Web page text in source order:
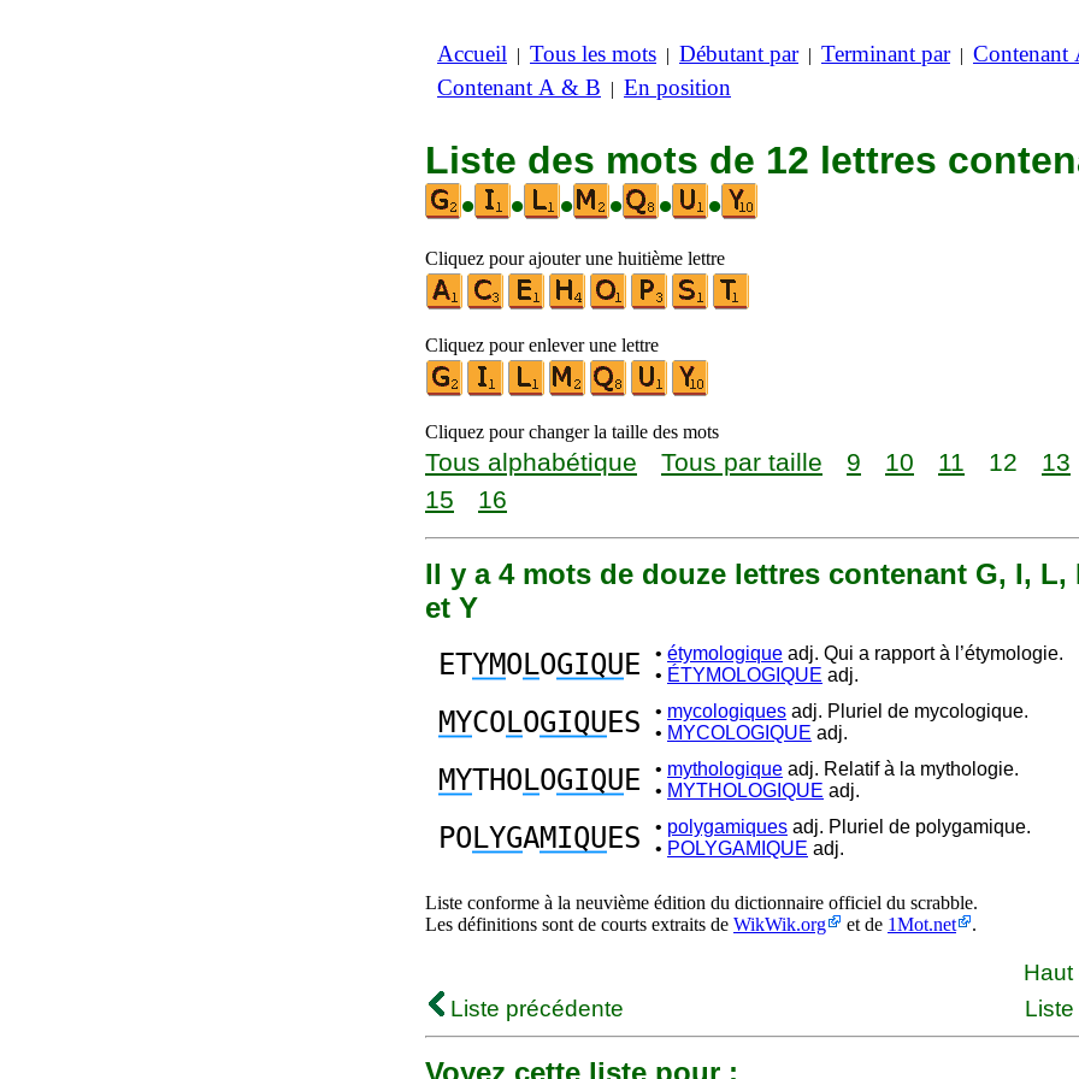
Accueil | Tous les mots | Débutant par| Terminant par| Contenant
Contenant A & B | En position
Liste des mots de 12 lettres
•
• • • • •
Cliquez pour ajouter une huitième lettre
Cliquez pour enlever une lettre
Cliquez pour changer la taille des mots
Tous alphabétique Tous par taille 9 10 11 12 13
15
16
Il y a 4 mots de douze lettres contenant G, I, L,
et Y
ETYMO LOGIQUE • étymologique adj. Qui a rapport à l’étymologie.
• ÉTYMOLOGIQUE adj.
MYCO LOGIQUES • mycologiques adj. Pluriel de mycologique.
• MYCOLOGIQUE adj.
MYTHO LOGIQUE • mythologique adj. Relatif à la mythologie.
• MYTHOLOGIQUE adj.
PO LYGAMIQUES • polygamiques adj. Pluriel de polygamique.
• POLYGAMIQUE adj.
Liste conforme à la neuvième édition du dictionnaire officiel du scrabble.
Les définitions sont de courts extraits de WikWik.org et de 1Mot.net .
Haut
Liste précédente
Voyez cette liste pour :